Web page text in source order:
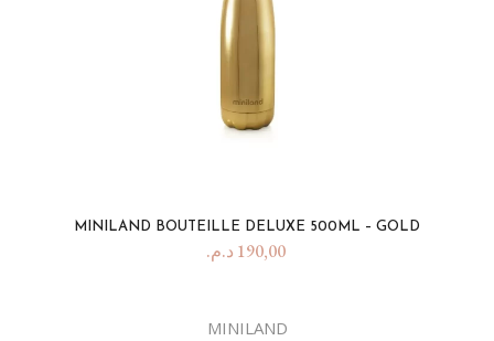
MINILAND BOUTEILLE DELUXE 500ML – GOLD
190,00 د.م.
MINILAND